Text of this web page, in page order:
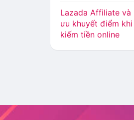
Lazada Affiliate và
ưu khuyết điểm
kiếm tiền online